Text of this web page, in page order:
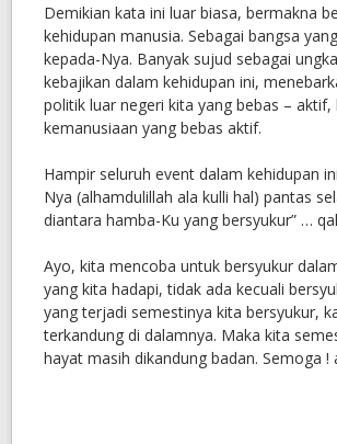
Demikian kata ini luar biasa, bermakna
kehidupan manusia. Sebagai bangsa
kepada-Nya. Banyak sujud sebagai
kebajikan dalam kehidupan ini,
politik luar negeri kita yang bebas –
kemanusiaan yang bebas aktif.
Hampir seluruh event dalam kehidupan
Nya (alhamdulillah ala kulli hal) pantas
diantara hamba-Ku yang bersyukur” …
Ayo, kita mencoba untuk bersyukur
yang kita hadapi, tidak ada kecuali
yang terjadi semestinya kita bersyukur,
terkandung di dalamnya. Maka kita
hayat masih dikandung badan. Semoga